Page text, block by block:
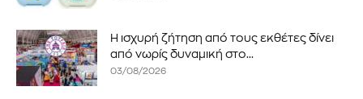
Η ισχυρή ζήτηση από τους εκθέτες δίνει
από νωρίς δυναμική στο...
03/08/2026